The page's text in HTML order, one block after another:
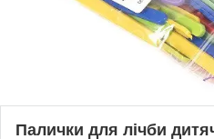
Палички для лічби